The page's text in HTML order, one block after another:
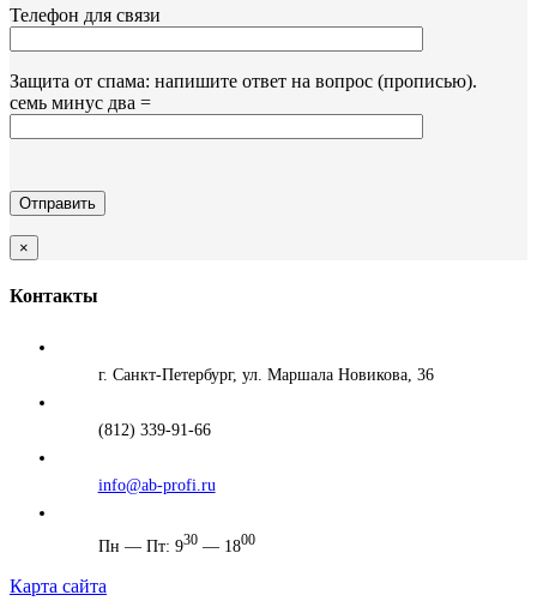
Телефон для связи
Защита от спама: напишите ответ на вопрос (прописью).
семь минус два =
×
Контакты
г. Санкт-Петербург, ул. Маршала Новикова, 36
(812) 339-91-66
info@ab-profi.ru
Пн — Пт: 930— 1800
Карта сайта